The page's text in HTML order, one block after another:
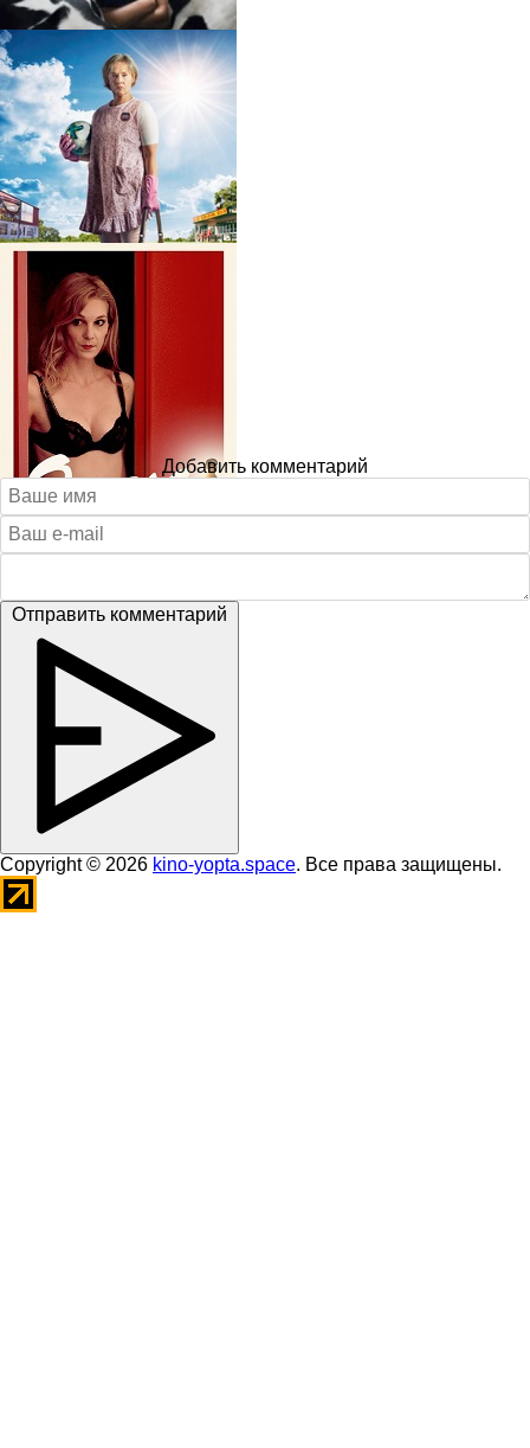
Добавить комментарий
Отправить комментарий
Copyright © 2026 kino-yopta.space. Все права защищены.